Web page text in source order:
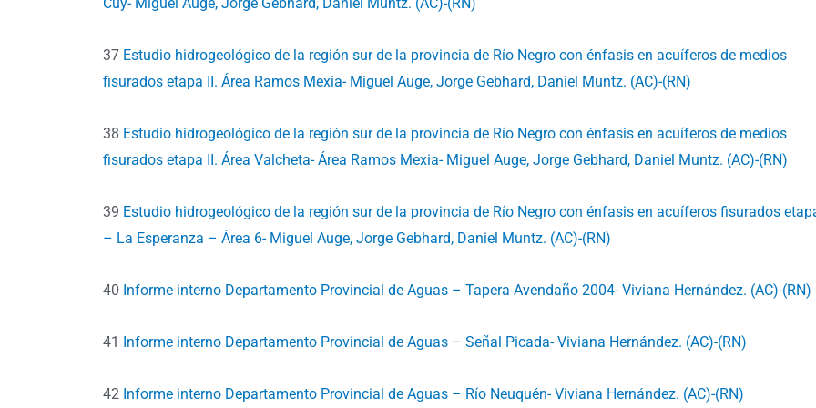
37 Estudio hidrogeológico de la región sur de la provincia de Río Negro con énfasis en acuíferos de medios
fisurados etapa II. Área Ramos Mexia- Miguel Auge, Jorge Gebhard, Daniel Muntz. (AC)-(RN)
38 Estudio hidrogeológico de la región sur de la provincia de Río Negro con énfasis en acuíferos de medios
fisurados etapa II. Área Valcheta- Área Ramos Mexia- Miguel Auge, Jorge Gebhard, Daniel Muntz. (AC)-(RN)
39 Estudio hidrogeológico de la región sur de la provincia de Río Negro con énfasis en acuíferos fisurados
– La Esperanza – Área 6- Miguel Auge, Jorge Gebhard, Daniel Muntz. (AC)-(RN)
40 Informe interno Departamento Provincial de Aguas – Tapera Avendaño 2004- Viviana Hernández. (AC)-(RN)
41 Informe interno Departamento Provincial de Aguas – Señal Picada- Viviana Hernández. (AC)-(RN)
42 Informe interno Departamento Provincial de Aguas – Río Neuquén- Viviana Hernández. (AC)-(RN)